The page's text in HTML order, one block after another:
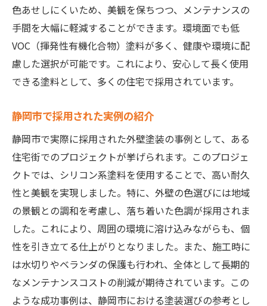
色あせしにくいため、美観を保ちつつ、メンテナンスの
手間を大幅に軽減することができます。環境面でも低
VOC（揮発性有機化合物）塗料が多く、健康や環境に配
慮した選択が可能です。これにより、安心して長く使用
できる塗料として、多くの住宅で採用されています。
静岡市で採用された実例の紹介
静岡市で実際に採用された外壁塗装の事例として、ある
住宅街でのプロジェクトが挙げられます。このプロジェ
クトでは、シリコン系塗料を使用することで、高い耐久
性と美観を実現しました。特に、外壁の色選びには地域
の景観との調和を考慮し、落ち着いた色調が採用されま
した。これにより、周囲の環境に溶け込みながらも、個
性を引き立てる仕上がりとなりました。また、施工時に
は水切りやベランダの保護も行われ、全体として長期的
なメンテナンスコストの削減が期待されています。この
ような成功事例は、静岡市における塗装選びの参考とし